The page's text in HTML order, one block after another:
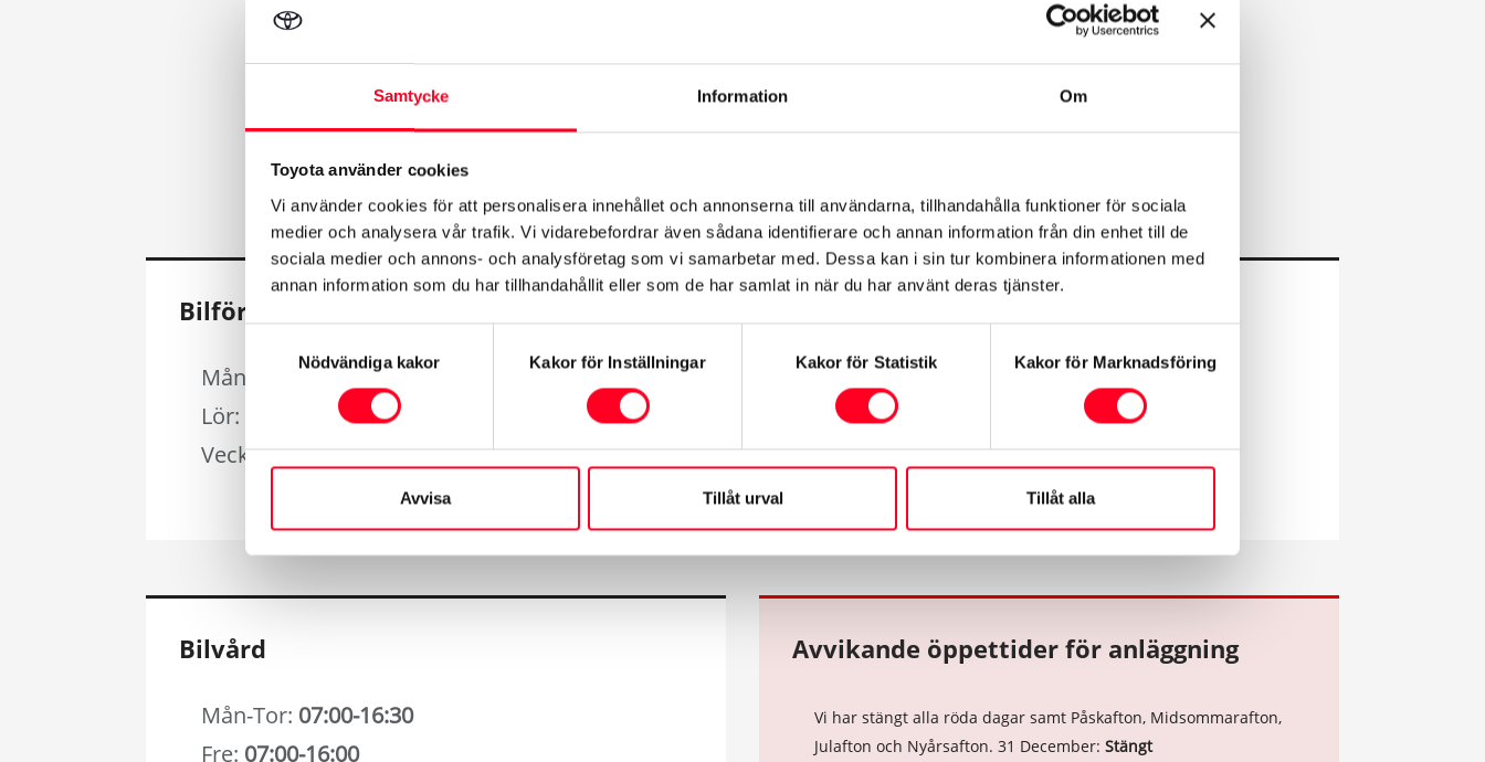
Samtycke Information Om
Toyota använder cookies
Vi använder cookies för att personalisera innehållet och annonserna till användarna, tillhandahålla funktioner för sociala
medier och analysera vår trafik. Vi vidarebefordrar även sådana identifierare och annan information från din enhet till de
sociala medier och annons- och analysföretag som vi samarbetar med. Dessa kan i sin tur kombinera informationen med
annan information som du har tillhandahållit eller som de har samlat in när du har använt deras tjänster.
Nödvändiga kakor
Kakor för Inställningar Kakor för Statistik Kakor för Marknadsföring
Avvisa Tillåt urval Tillåt alla
Öppettider
Bilförsäljning
Mån-Fre:
09:00-18:00
Lör:
10:00-14:00
Vecka 25-33 Lör:Stängt
Mån-Tor:07:00-16:30
Fre:07:00-16:00
Lunchstängt Mån-Fre:12:00-12:45
Bilvård
Mån-Tor: 07:00-16:30
Fre: 07:00-16:00
Avvikande öppettider för anläggning
Vi har stängt alla röda dagar samt Påskafton, Midsommarafton,
Julafton och Nyårsafton. 31 December: Stängt